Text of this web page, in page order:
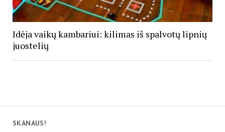
SKANAUS!
Idėja vaikų kambariui: kilimas iš spalvotų lipnių
juostelių